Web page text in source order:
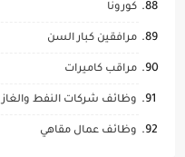
كورونا
مرافقين كبار السن
مراقب كاميرات
وظائف شركات النفط والغاز
وظائف عمال مقاهي